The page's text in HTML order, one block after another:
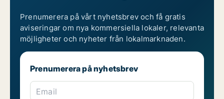
Prenumerera på vårt nyhetsbrev och få gratis
aviseringar om nya kommersiella lokaler, relevanta
möjligheter och nyheter från lokalmarknaden.
Prenumerera på nyhetsbrev
Email